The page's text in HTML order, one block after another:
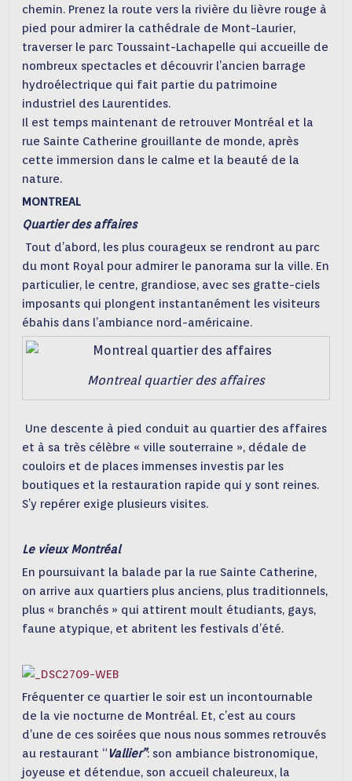
chemin. Prenez la route vers la rivière du lièvre rouge à
pied pour admirer la cathédrale de Mont-Laurier,
traverser le parc Toussaint-Lachapelle qui accueille de
nombreux spectacles et découvrir l’ancien barrage
hydroélectrique qui fait partie du patrimoine
industriel des Laurentides.
Il est temps maintenant de retrouver Montréal et la
rue Sainte Catherine grouillante de monde, après
cette immersion dans le calme et la beauté de la
nature.
MONTREAL
Quartier des affaires
Tout d’abord, les plus courageux se rendront au parc
du mont Royal pour admirer le panorama sur la ville. En
particulier, le centre, grandiose, avec ses gratte-ciels
imposants qui plongent instantanément les visiteurs
ébahis dans l’ambiance nord-américaine.
Montreal quartier des affaires
Une descente à pied conduit au quartier des affaires
et à sa très célèbre « ville souterraine », dédale de
couloirs et de places immenses investis par les
boutiques et la restauration rapide qui y sont reines.
S’y repérer exige plusieurs visites.
Le vieux Montréal
En poursuivant la balade par la rue Sainte Catherine,
on arrive aux quartiers plus anciens, plus traditionnels,
plus « branchés » qui attirent moult étudiants, gays,
faune atypique, et abritent les festivals d’été.
Fréquenter ce quartier le soir est un incontournable
de la vie nocturne de Montréal. Et, c’est au cours
d’une de ces soirées que nous nous sommes retrouvés
au restaurant “ Vallier”: son ambiance bistronomique,
joyeuse et détendue, son accueil chaleureux, la